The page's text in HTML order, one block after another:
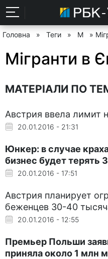
Головна » Теги » М »
Мігранти в
МАТЕРІАЛИ ПО
Австрия ввела лимит
20.01.2016 - 21:31
Юнкер: в случае
бизнес будет терять
20.01.2016 - 17:51
Австрия планирует
беженцев 30-40
20.01.2016 - 12:55
Премьер Польши
приняла около 1 млн